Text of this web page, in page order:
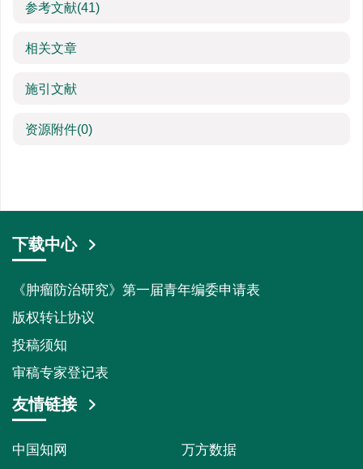
参考文献(41)
相关文章
施引文献
资源附件(0)
下载中心
《肿瘤防治研究》第一届青年编委申请表
版权转让协议
投稿须知
审稿专家登记表
友情链接
中国知网
万方数据